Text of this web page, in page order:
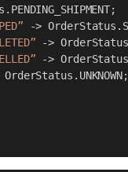
->
->
->